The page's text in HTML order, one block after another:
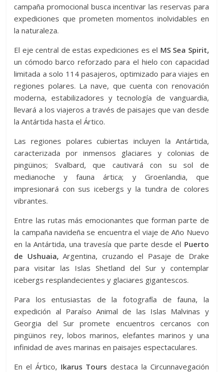
campaña promocional busca incentivar las reservas para
expediciones que prometen momentos inolvidables en
la naturaleza.
El eje central de estas expediciones es el MS Sea Spirit,
un cómodo barco reforzado para el hielo con capacidad
limitada a solo 114 pasajeros, optimizado para viajes en
regiones polares. La nave, que cuenta con renovación
moderna, estabilizadores y tecnología de vanguardia,
llevará a los viajeros a través de paisajes que van desde
la Antártida hasta el Ártico.
Las regiones polares cubiertas incluyen la Antártida,
caracterizada por inmensos glaciares y colonias de
pingüinos; Svalbard, que cautivará con su sol de
medianoche y fauna ártica; y Groenlandia, que
impresionará con sus icebergs y la tundra de colores
vibrantes.
Entre las rutas más emocionantes que forman parte de
la campaña navideña se encuentra el viaje de Año Nuevo
en la Antártida, una travesía que parte desde el Puerto
de Ushuaia, Argentina, cruzando el Pasaje de Drake
para visitar las Islas Shetland del Sur y contemplar
icebergs resplandecientes y glaciares gigantescos.
Para los entusiastas de la fotografía de fauna, la
expedición al Paraíso Animal de las Islas Malvinas y
Georgia del Sur promete encuentros cercanos con
pingüinos rey, lobos marinos, elefantes marinos y una
infinidad de aves marinas en paisajes espectaculares.
En el Ártico, Ikarus Tours destaca la Circunnavegación